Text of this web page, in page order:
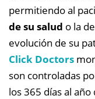
permitiendo al
de su salud o la
evolución de su
Click Doctors
son controladas
los 365 días al